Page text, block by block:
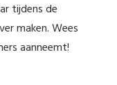
tijdens de
maken. Wees
aanneemt!